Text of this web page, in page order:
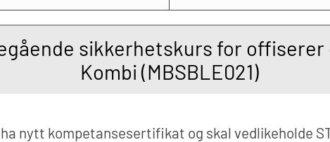
sikkerhetskurs for offiserer
Kombi (MBSBLE021)
nytt kompetansesertifikat og skal vedlikeholde